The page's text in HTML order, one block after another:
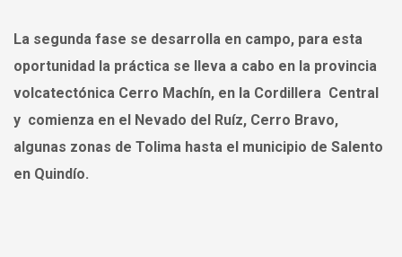
La segunda fase se desarrolla en campo, para esta
oportunidad la práctica se lleva a cabo en la provincia
volcatectónica Cerro Machín, en la Cordillera Central
y comienza en el Nevado del Ruíz, Cerro Bravo,
algunas zonas de Tolima hasta el municipio de Salento
en Quindío.